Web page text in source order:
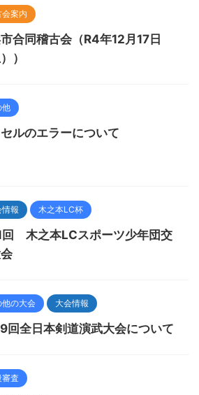
会案内
合同稽古会（R4年12月17日
）
他
ルのエラーについて
情報 木之本LC杯
回 木之本LCスポーツ少年団交
他の大会 大会情報
回全日本剣道演武大会について
査